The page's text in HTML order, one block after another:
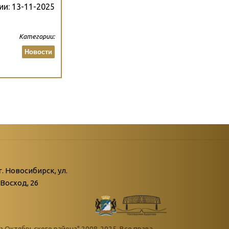
13-11-2025
Категории:
Новости
Новосибирск, ул.
Восход, 26